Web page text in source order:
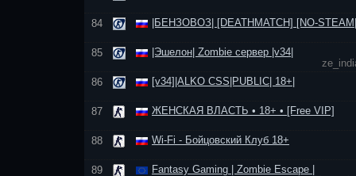
84 |БЕНЗОВОЗ| [DEATHMATCH] [NO-
85
|Эшелон| Zombie сервер |v34|
86
[v34]|ALKO CSS|PUBLIC| 18+|
87 ЖЕНСКАЯ ВЛАСТЬ • 18+ • [Free VIP]
88 Wi-Fi - Бойцовский Клуб 18+
89
Fantasy Gaming | Zombie Escape |